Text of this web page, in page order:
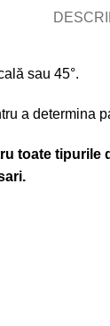
sau 45°.
a determina
toate